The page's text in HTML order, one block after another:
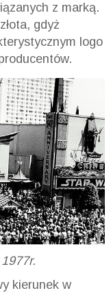
z marką.
gdyż
logo
kierunek w